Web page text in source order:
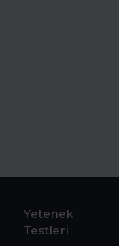
Yetenek
Testleri